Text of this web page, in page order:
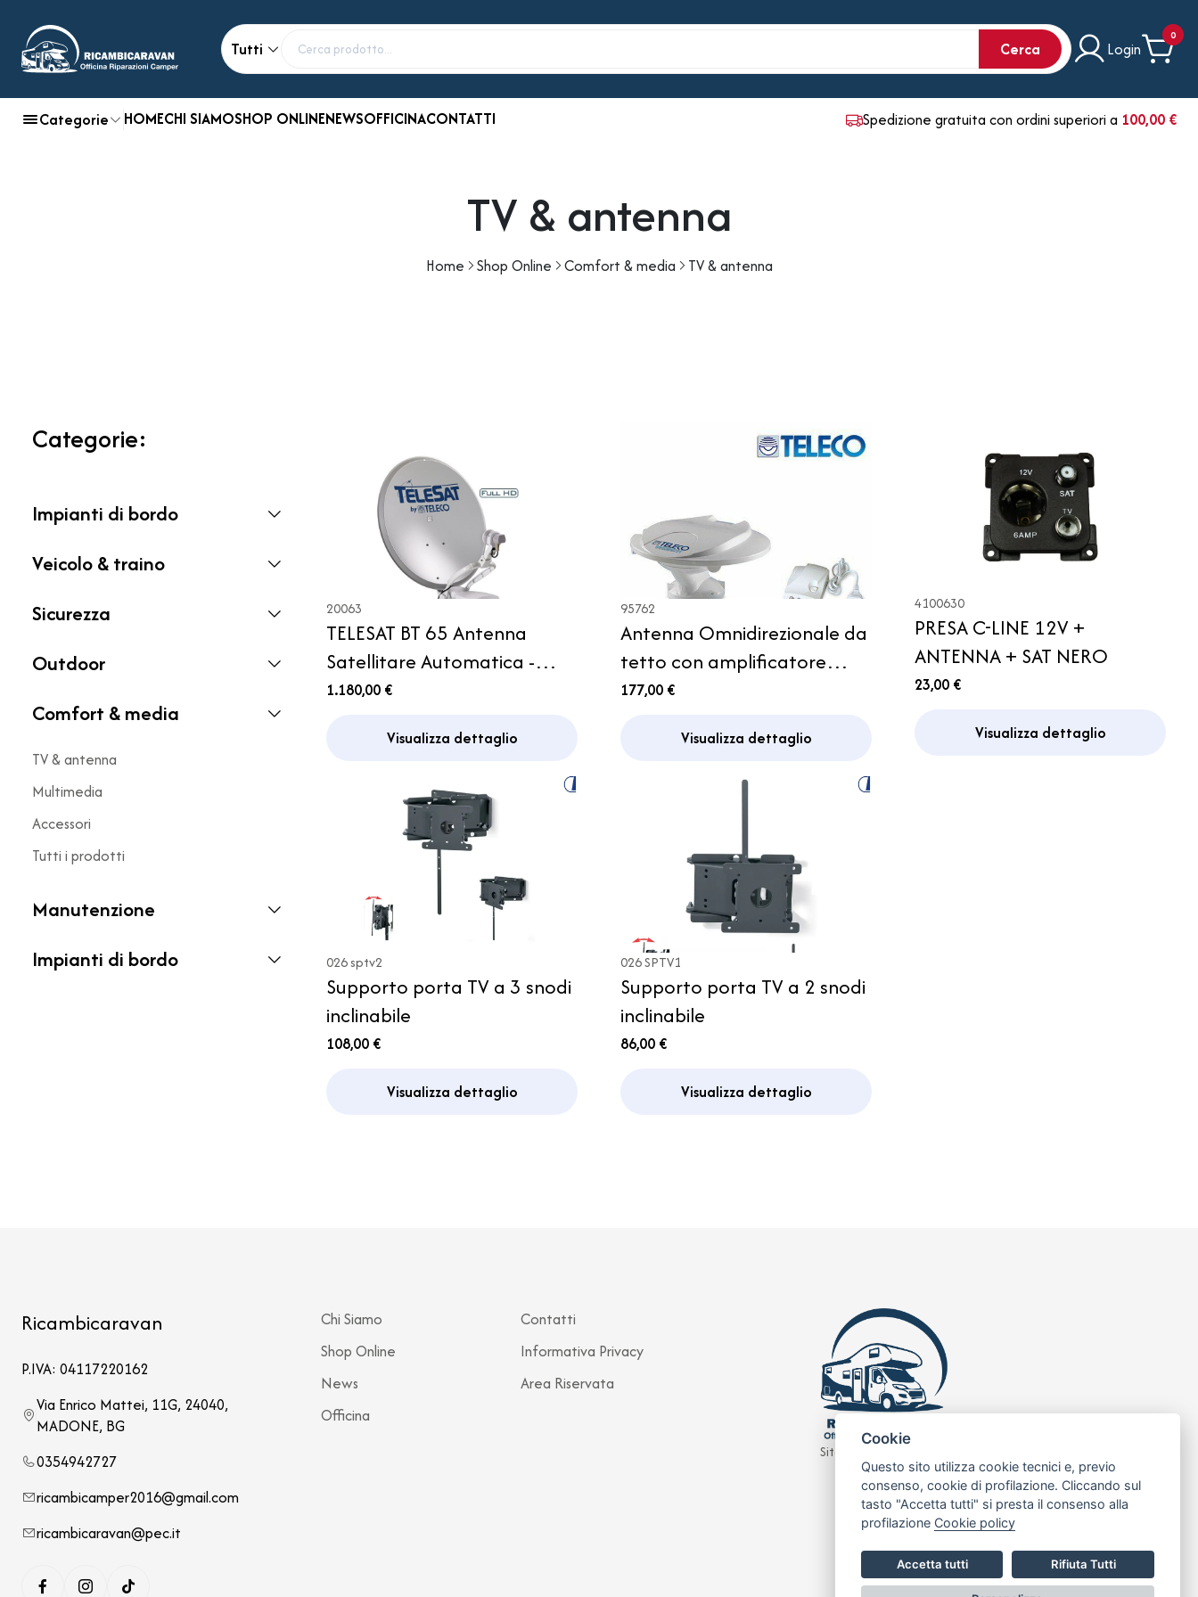
Tutti Cerca Login
0
Categorie HOMECHI SIAMOSHOP ONLINENEWSOFFICINACONTATTI Spedizione gratuita con ordini superiori a 100,00 €
TV & antenna
Home Shop Online Comfort & media TV & antenna
Categorie:
Impianti di bordo
Veicolo & traino
Sicurezza
Outdoor
Comfort & media
TV & antenna
Multimedia
Accessori
Tutti i prodotti
Manutenzione
Impianti di bordo
20063
TELESAT BT 65 Antenna
Satellitare Automatica -
Teleco
1.180,00 €
Visualizza dettaglio
95762
Antenna Omnidirezionale da
tetto con amplificatore
Wing 11 Teleco Camper
177,00 €
Visualizza dettaglio
4100630
PRESA C-LINE 12V +
ANTENNA + SAT NERO
23,00 €
Visualizza dettaglio
026 sptv2
Supporto porta TV a 3 snodi
inclinabile
108,00 €
Visualizza dettaglio
026 SPTV1
Supporto porta TV a 2 snodi
inclinabile
86,00 €
Visualizza dettaglio
Ricambicaravan
P.IVA: 04117220162
Via Enrico Mattei, 11G, 24040,
MADONE, BG
0354942727
ricambicamper2016@gmail.com
ricambicaravan@pec.it
Chi Siamo
Shop Online
News
Officina
Contatti
Informativa Privacy
Area Riservata
Sito realizzato da
Cookie
Questo sito utilizza cookie tecnici e, previo
consenso, cookie di profilazione. Cliccando sul
tasto "Accetta tutti" si presta il consenso alla
profilazione Cookie policy
Accetta tutti Rifiuta Tutti